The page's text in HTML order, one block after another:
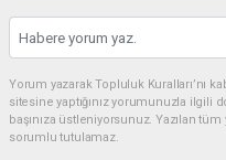
Yorum yazarak Topluluk Kuralları’nı
sitesine yaptığınız yorumunuzla ilgili
başınıza üstleniyorsunuz. Yazılan
sorumlu tutulamaz.